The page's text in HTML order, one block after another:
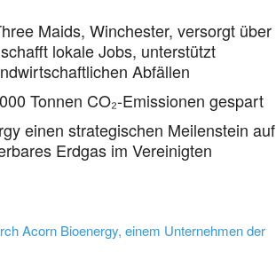
Maids, Winchester, versorgt über
lokale Jobs, unterstützt
Abfällen
Tonnen CO₂-Emissionen gespart
einen strategischen Meilenstein auf
Erdgas im Vereinigten
Acorn Bioenergy, einem Unternehmen der